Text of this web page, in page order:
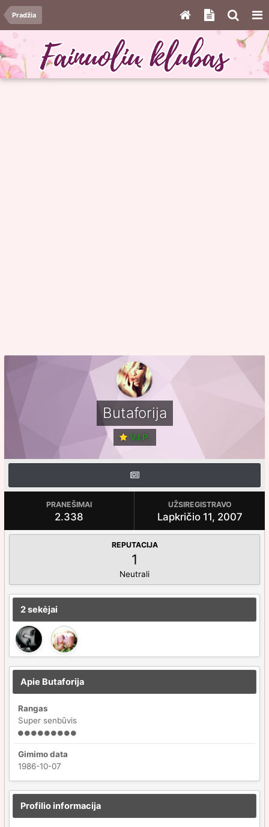
Pradžia
Butaforija
V.I.P.
PRANEŠIMAI
2.338
UŽSIREGISTRAVO
Lapkričio 11, 2007
REPUTACIJA
1
Neutrali
2 sekėjai
Apie Butaforija
Rangas
Super senbūvis
Gimimo data
1986-10-07
Profilio informacija